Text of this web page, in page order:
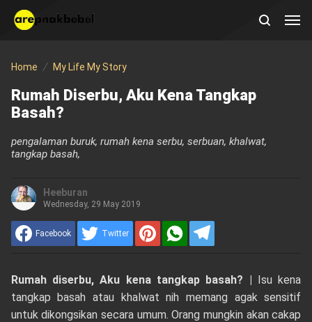
Home My Life My Story
Rumah Diserbu, Aku Kena Tangkap
Basah?
pengalaman buruk, rumah kena serbu, serbuan, khalwat,
tangkap basah,
Heeburan
Wednesday, 29 May 2019
Facebook Twitter
Rumah diserbu, Aku kena tangkap basah? | Isu kena
tangkap basah atau khalwat nih memang agak sensitif
untuk dikongsikan secara umum. Orang mungkin akan cakap